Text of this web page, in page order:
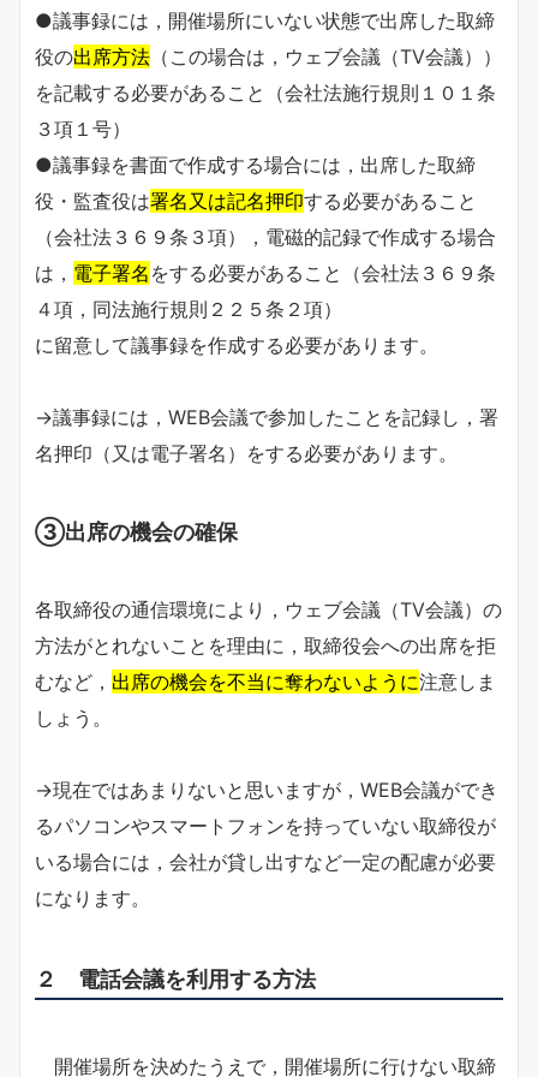
●議事録には，開催場所にいない状態で出席した取締
役の出席方法 （この場合は，ウェブ会議（TV会議））
を記載する必要があること（会社法施行規則１０１条
３項１号）
●議事録を書面で作成する場合には，出席した取締
役・監査役は署名又は記名押印する必要があること
（会社法３６９条３項），電磁的記録で作成する場合
は， 電子署名 をする必要があること（会社法３６９条
４項，同法施行規則２２５条２項）
に留意して議事録を作成する必要があります。
→議事録には，WEB会議で参加したことを記録し，署
名押印（又は電子署名）をする必要があります。
③出席の機会の確保
各取締役の通信環境により，ウェブ会議（TV会議）の
方法がとれないことを理由に，取締役会への出席を拒
むなど， 出席の機会を不当に奪わないように注意しま
しょう。
→現在ではあまりないと思いますが，WEB会議ができ
るパソコンやスマートフォンを持っていない取締役が
いる場合には，会社が貸し出すなど一定の配慮が必要
になります。
２ 電話会議を利用する方法
開催場所を決めたうえで，開催場所に行けない取締